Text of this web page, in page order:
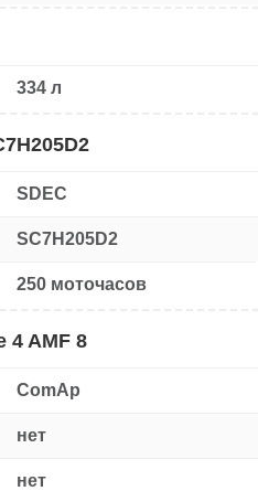
334 л
SDEC
SC7H205D2
250 моточасов
4 AMF 8
ComAp
нет
нет